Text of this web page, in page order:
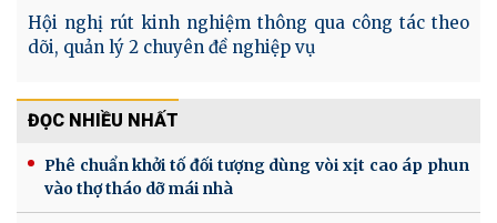
Hội nghị rút kinh nghiệm thông qua công tác theo
dõi, quản lý 2 chuyên đề nghiệp vụ
ĐỌC NHIỀU NHẤT
Phê chuẩn khởi tố đối tượng dùng vòi xịt cao áp phun
vào thợ tháo dỡ mái nhà